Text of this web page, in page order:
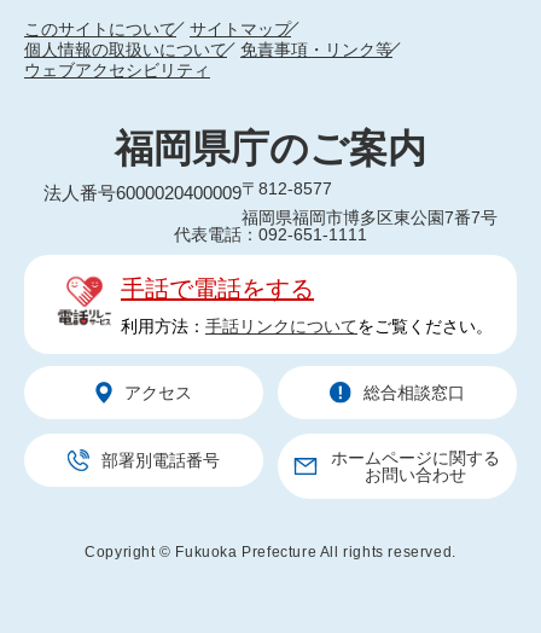
このサイトについて
サイトマップ
個人情報の取扱いについて
免責事項・リンク等
ウェブアクセシビリティ
福岡県庁のご案内
法人番号6000020400009〒812-8577
福岡県福岡市博多区東公園7番7号
代表電話：092-651-1111
手話で電話をする
利用方法： 手話リンクについてをご覧ください。
アクセス 総合相談窓口
部署別電話番号
ホームページに関する
お問い合わせ
Copyright © Fukuoka Prefecture All rights reserved.